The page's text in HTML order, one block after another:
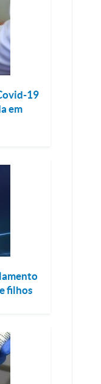
19
em
filhos